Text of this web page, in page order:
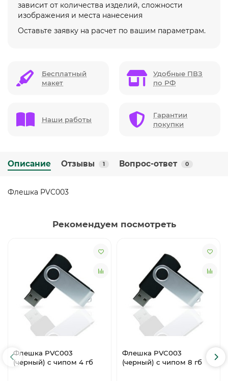
зависит от количества изделий, сложности
изображения и места нанесения
Оставьте заявку на расчет по вашим параметрам.
Бесплатный
макет
Удобные ПВЗ
по РФ
Наши работы
Гарантии
покупки
Описание Отзывы 1 Вопрос-ответ 0
Флешка PVC003
Рекомендуем посмотреть
Флешка PVC003
(черный) с чипом 4 гб
Флешка PVC003
(черный) с чипом 8 гб